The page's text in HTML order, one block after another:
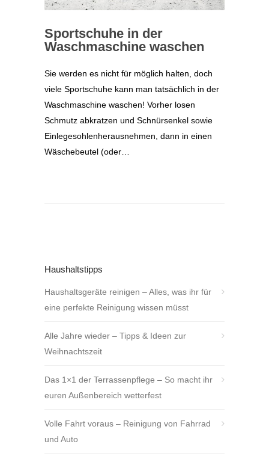
Sportschuhe in der
Waschmaschine waschen
Sie werden es nicht für möglich halten, doch
viele Sportschuhe kann man tatsächlich in der
Waschmaschine waschen! Vorher losen
Schmutz abkratzen und Schnürsenkel sowie
Einlegesohlenherausnehmen, dann in einen
Wäschebeutel (oder…
Haushaltstipps
Haushaltsgeräte reinigen – Alles, was ihr für
eine perfekte Reinigung wissen müsst
Alle Jahre wieder – Tipps & Ideen zur
Weihnachtszeit
Das 1×1 der Terrassenpflege – So macht ihr
euren Außenbereich wetterfest
Volle Fahrt voraus – Reinigung von Fahrrad
und Auto